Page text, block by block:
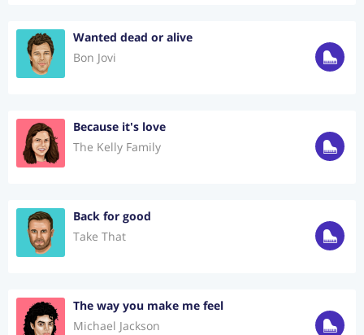
Wanted dead or alive
Bon Jovi
Because it's love
The Kelly Family
Back for good
Take That
The way you make me feel
Michael Jackson